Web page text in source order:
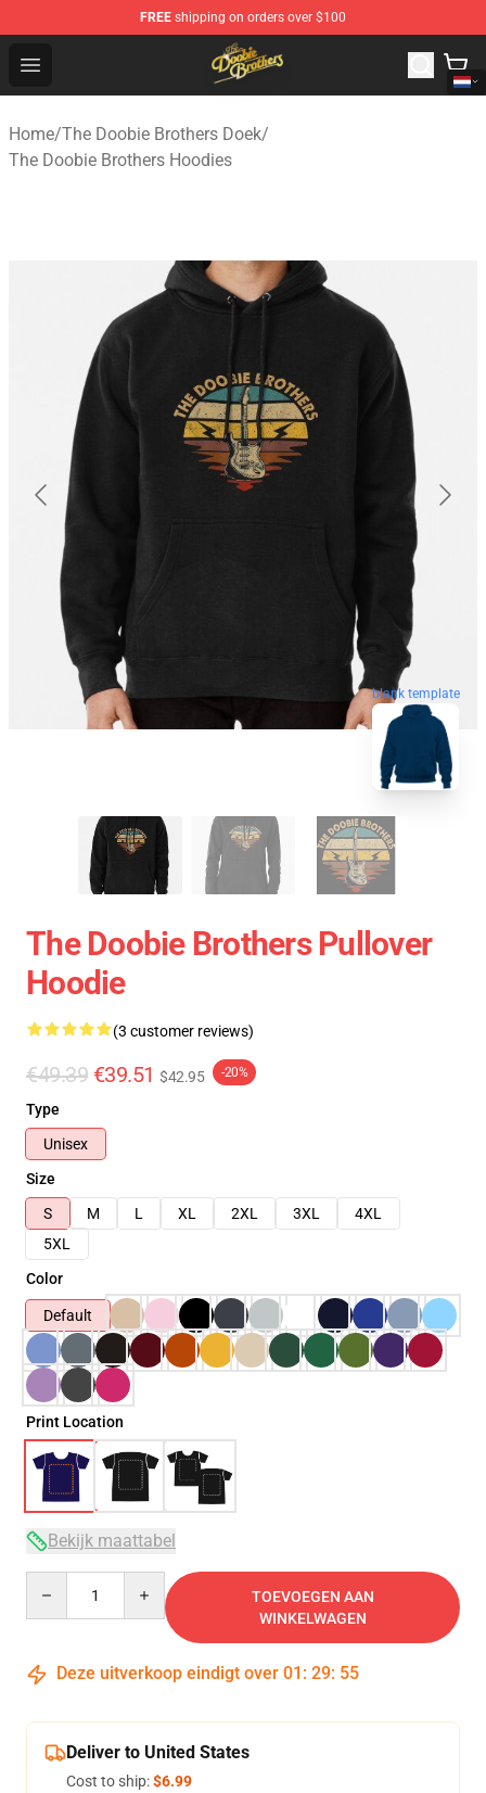
FREE shipping on orders over $100
Open menu
The Doobie Brothers Store - Official The Doobie
Home/The Doobie Brothers Doek/
The Doobie Brothers Hoodies
blank template
The Doobie Brothers Pullover
Hoodie
(3 customer reviews)
€49.39 €39.51 $42.95 -20%
Type
Unisex
Size
S
M L XL 2XL 3XL
4XL
5XL
Color
Default
Print Location
Bekijk maattabel
TOEVOEGEN AAN
WINKELWAGEN
Deze uitverkoop eindigt over 01 : 29: 54
Deliver to United States
Cost to ship:$6.99